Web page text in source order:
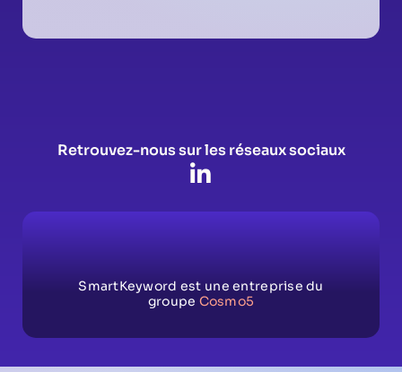
Retrouvez-nous sur les réseaux sociaux
SmartKeyword est une entreprise du
groupe Cosmo5